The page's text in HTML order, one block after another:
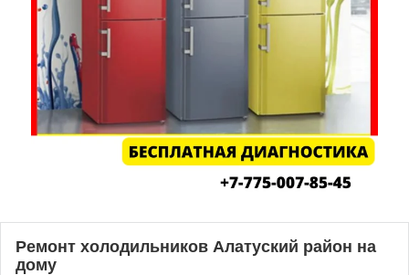
Ремонт холодильников Алатуский район на
дому